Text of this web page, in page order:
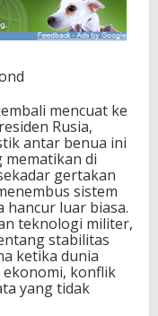
mencuat ke
Rusia,
antar benua ini
mematikan di
gertakan
sistem
hancur luar biasa.
teknologi militer,
stabilitas
ketika dunia
konflik
yang tidak